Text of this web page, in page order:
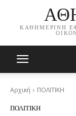
ΚΑΘΗΜΕΡΙΝΗ
Αρχική ΠΟΛΙΤΙΚΗ
ΠΟΛΙΤΙΚΗ